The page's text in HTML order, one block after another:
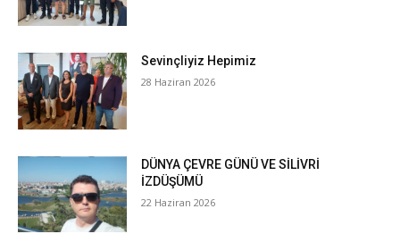
Sevinçliyiz Hepimiz
28 Haziran 2026
DÜNYA ÇEVRE GÜNÜ VE SİLİVRİ
İZDÜŞÜMÜ
22 Haziran 2026